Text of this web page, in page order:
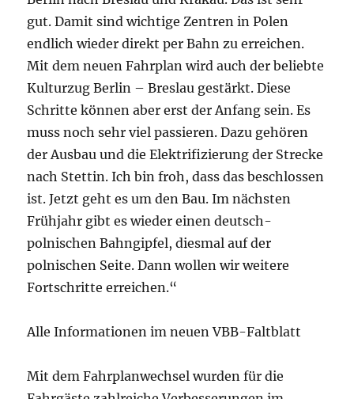
gut. Damit sind wichtige Zentren in Polen
endlich wieder direkt per Bahn zu erreichen.
Mit dem neuen Fahrplan wird auch der beliebte
Kulturzug Berlin – Breslau gestärkt. Diese
Schritte können aber erst der Anfang sein. Es
muss noch sehr viel passieren. Dazu gehören
der Ausbau und die Elektrifizierung der Strecke
nach Stettin. Ich bin froh, dass das beschlossen
ist. Jetzt geht es um den Bau. Im nächsten
Frühjahr gibt es wieder einen deutsch-
polnischen Bahngipfel, diesmal auf der
polnischen Seite. Dann wollen wir weitere
Fortschritte erreichen.“
Alle Informationen im neuen VBB-Faltblatt
Mit dem Fahrplanwechsel wurden für die